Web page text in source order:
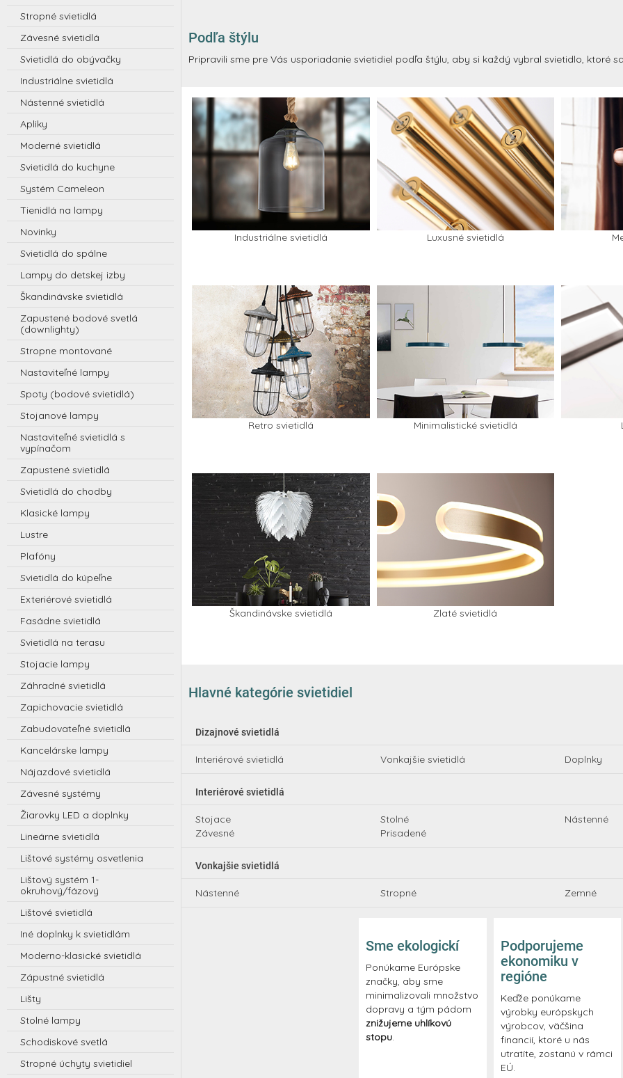
Stropné svietidlá
Závesné svietidlá
Svietidlá do obývačky
Industriálne svietidlá
Nástenné svietidlá
Apliky
Moderné svietidlá
Svietidlá do kuchyne
Systém Cameleon
Tienidlá na lampy
Novinky
Svietidlá do spálne
Lampy do detskej izby
Škandinávske svietidlá
Zapustené bodové svetlá
(downlighty)
Stropne montované
Nastaviteľné lampy
Spoty (bodové svietidlá)
Stojanové lampy
Nastaviteľné svietidlá s
vypínačom
Zapustené svietidlá
Svietidlá do chodby
Klasické lampy
Lustre
Plafóny
Svietidlá do kúpeľne
Exteriérové svietidlá
Fasádne svietidlá
Svietidlá na terasu
Stojacie lampy
Záhradné svietidlá
Zapichovacie svietidlá
Zabudovateľné svietidlá
Kancelárske lampy
Nájazdové svietidlá
Závesné systémy
Žiarovky LED a doplnky
Lineárne svietidlá
Lištové systémy osvetlenia
Lištový systém 1-
okruhový/fázový
Lištové svietidlá
Iné doplnky k svietidlám
Moderno-klasické svietidlá
Zápustné svietidlá
Lišty
Stolné lampy
Schodiskové svetlá
Stropné úchyty svietidiel
é
Podľa štýlu
Pripravili sme pre Vás usporiadanie svietidiel podľa štýlu, aby si každý vybral svietidlo, ktoré
Industriálne svietidlá Luxusné svietidlá
Retro svietidlá Minimalistické svietidlá
Škandinávske svietidlá Zlaté svietidlá
Hlavné kategórie svietidiel
Dizajnové svietidlá
Interiérové svietidlá Vonkajšie svietidlá Doplnky
Interiérové svietidlá
Stojace Stolné Nástenné
Závesné
Prisadené
Vonkajšie svietidlá
Nástenné Stropné Zemné
Sme ekologickí
Ponúkame Európske
značky, aby sme
minimalizovali množstvo
dopravy a tým pádom
znižujeme uhlíkovú
stopu.
Podporujeme
ekonomiku v
regióne
Keďže ponúkame
výrobky európskych
výrobcov, väčšina
financií, ktoré u nás
utratíte, zostanú v rámci
EÚ.